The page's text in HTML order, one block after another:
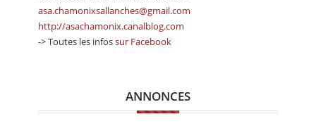
asa.chamonixsallanches@gmail.com
http://asachamonix.canalblog.com
-> Toutes les infossur Facebook
ANNONCES